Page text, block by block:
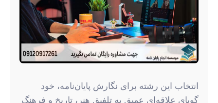
انتخاب این رشته برای نگارش پایان‌نامه، خود
گویای علاقه‌ای عمیق به تلفیق هنر، تاریخ و فرهنگ